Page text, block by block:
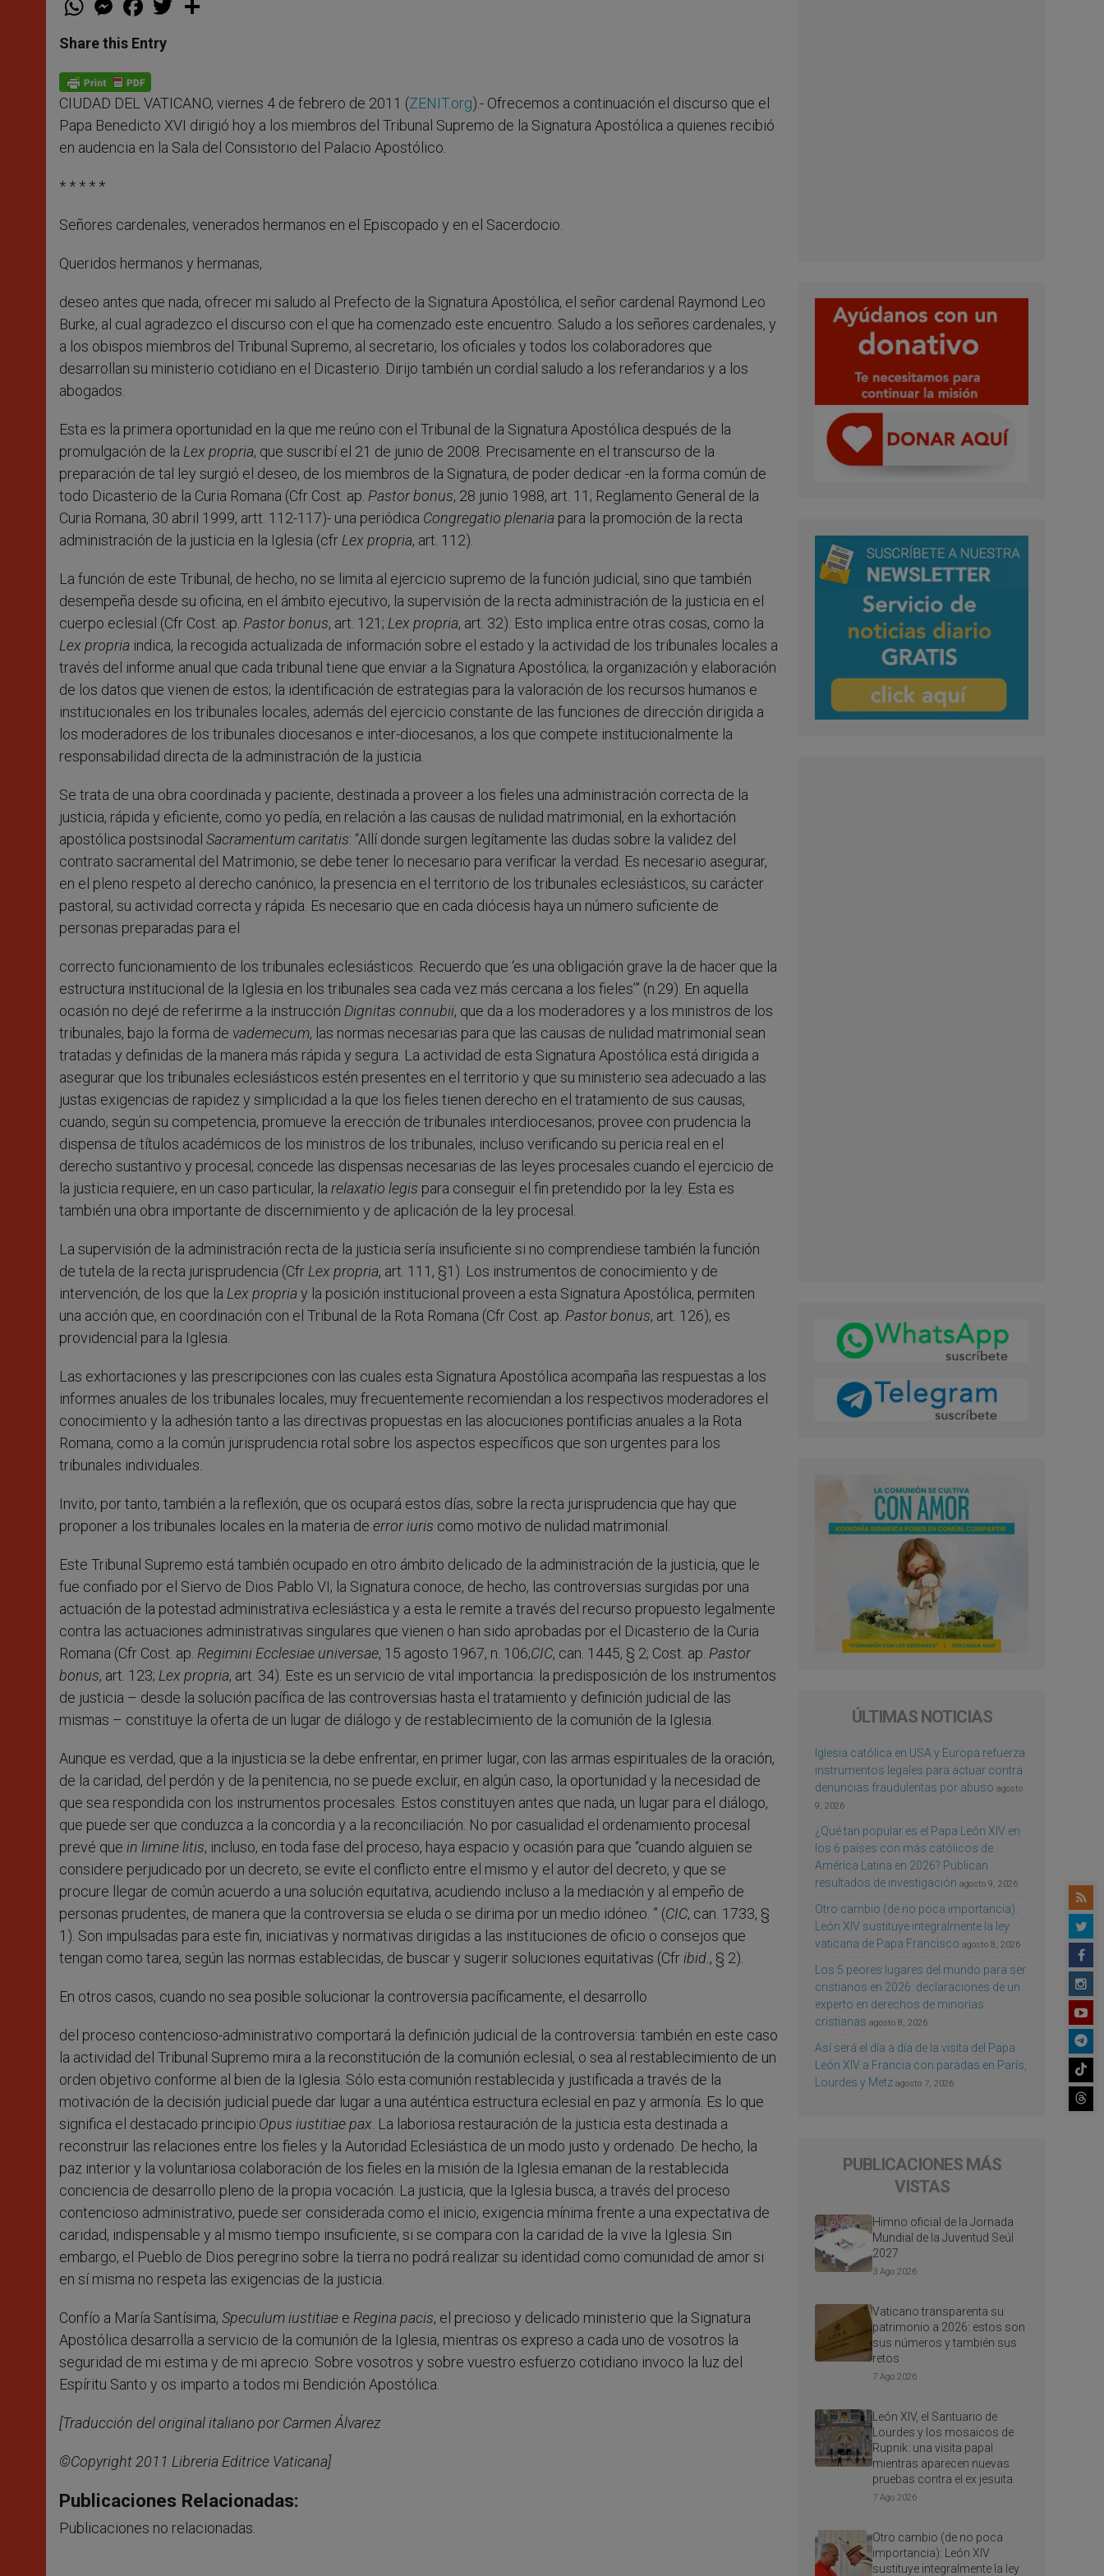
t
s
p
p
e
s
e
g
e
r
a
e
b
o
k
w
Share this Entry
CIUDAD DEL VATICANO, viernes 4 de febrero de 2011 (ZENIT.org).- Ofrecemos a continuación el discurso que el
Papa Benedicto XVI dirigió hoy a los miembros del Tribunal Supremo de la Signatura Apostólica a quienes recibió
en audencia en la Sala del Consistorio del Palacio Apostólico.
* * * * *
Señores cardenales, venerados hermanos en el Episcopado y en el Sacerdocio.
Queridos hermanos y hermanas,
deseo antes que nada, ofrecer mi saludo al Prefecto de la Signatura Apostólica, el señor cardenal Raymond Leo
Burke, al cual agradezco el discurso con el que ha comenzado este encuentro. Saludo a los señores cardenales, y
a los obispos miembros del Tribunal Supremo, al secretario, los oficiales y todos los colaboradores que
desarrollan su ministerio cotidiano en el Dicasterio. Dirijo también un cordial saludo a los referandarios y a los
abogados.
Esta es la primera oportunidad en la que me reúno con el Tribunal de la Signatura Apostólica después de la
promulgación de la Lex propria, que suscribí el 21 de junio de 2008. Precisamente en el transcurso de la
preparación de tal ley surgió el deseo, de los miembros de la Signatura, de poder dedicar -en la forma común de
todo Dicasterio de la Curia Romana (Cfr Cost. ap. Pastor bonus, 28 junio 1988, art. 11; Reglamento General de la
Curia Romana, 30 abril 1999, artt. 112-117)- una periódica Congregatio plenaria para la promoción de la recta
administración de la justicia en la Iglesia (cfrLex propria, art. 112).
La función de este Tribunal, de hecho, no se limita al ejercicio supremo de la función judicial, sino que también
desempeña desde su oficina, en el ámbito ejecutivo, la supervisión de la recta administración de la justicia en el
cuerpo eclesial (Cfr Cost. ap. Pastor bonus, art. 121; Lex propria, art. 32). Esto implica entre otras cosas, como la
Lex propria indica, la recogida actualizada de información sobre el estado y la actividad de los tribunales locales a
través del informe anual que cada tribunal tiene que enviar a la Signatura Apostólica; la organización y elaboración
de los datos que vienen de estos; la identificación de estrategias para la valoración de los recursos humanos e
institucionales en los tribunales locales, además del ejercicio constante de las funciones de dirección dirigida a
los moderadores de los tribunales diocesanos e inter-diocesanos, a los que compete institucionalmente la
responsabilidad directa de la administración de la justicia.
Se trata de una obra coordinada y paciente, destinada a proveer a los fieles una administración correcta de la
justicia, rápida y eficiente, como yo pedía, en relación a las causas de nulidad matrimonial, en la exhortación
apostólica postsinodal Sacramentum caritatis: “Allí donde surgen legítamente las dudas sobre la validez del
contrato sacramental del Matrimonio, se debe tener lo necesario para verificar la verdad. Es necesario asegurar,
en el pleno respeto al derecho canónico, la presencia en el territorio de los tribunales eclesiásticos, su carácter
pastoral, su actividad correcta y rápida. Es necesario que en cada diócesis haya un número suficiente de
personas preparadas para el
correcto funcionamiento de los tribunales eclesiásticos. Recuerdo que ‘es una obligación grave la de hacer que la
estructura institucional de la Iglesia en los tribunales sea cada vez más cercana a los fieles’” (n.29). En aquella
ocasión no dejé de referirme a la instrucción Dignitas connubii, que da a los moderadores y a los ministros de los
tribunales, bajo la forma de vademecum, las normas necesarias para que las causas de nulidad matrimonial sean
tratadas y definidas de la manera más rápida y segura. La actividad de esta Signatura Apostólica está dirigida a
asegurar que los tribunales eclesiásticos estén presentes en el territorio y que su ministerio sea adecuado a las
justas exigencias de rapidez y simplicidad a la que los fieles tienen derecho en el tratamiento de sus causas,
cuando, según su competencia, promueve la erección de tribunales interdiocesanos; provee con prudencia la
dispensa de títulos académicos de los ministros de los tribunales, incluso verificando su pericia real en el
derecho sustantivo y procesal; concede las dispensas necesarias de las leyes procesales cuando el ejercicio de
la justicia requiere, en un caso particular, la relaxatio legis para conseguir el fin pretendido por la ley. Esta es
también una obra importante de discernimiento y de aplicación de la ley procesal.
La supervisión de la administración recta de la justicia sería insuficiente si no comprendiese también la función
de tutela de la recta jurisprudencia (CfrLex propria, art. 111, §1). Los instrumentos de conocimiento y de
intervención, de los que la Lex propria y la posición institucional proveen a esta Signatura Apostólica, permiten
una acción que, en coordinación con el Tribunal de la Rota Romana (Cfr Cost. ap. Pastor bonus, art. 126), es
providencial para la Iglesia.
Las exhortaciones y las prescripciones con las cuales esta Signatura Apostólica acompaña las respuestas a los
informes anuales de los tribunales locales, muy frecuentemente recomiendan a los respectivos moderadores el
conocimiento y la adhesión tanto a las directivas propuestas en las alocuciones pontificias anuales a la Rota
Romana, como a la común jurisprudencia rotal sobre los aspectos específicos que son urgentes para los
tribunales individuales.
Invito, por tanto, también a la reflexión, que os ocupará estos días, sobre la recta jurisprudencia que hay que
proponer a los tribunales locales en la materia de error iuris como motivo de nulidad matrimonial.
Este Tribunal Supremo está también ocupado en otro ámbito delicado de la administración de la justicia, que le
fue confiado por el Siervo de Dios Pablo VI; la Signatura conoce, de hecho, las controversias surgidas por una
actuación de la potestad administrativa eclesiástica y a esta le remite a través del recurso propuesto legalmente
contra las actuaciones administrativas singulares que vienen o han sido aprobadas por el Dicasterio de la Curia
Romana (Cfr Cost. ap. Regimini Ecclesiae universae, 15 agosto 1967, n. 106;CIC, can. 1445, § 2; Cost. ap. Pastor
bonus, art. 123; Lex propria, art. 34). Este es un servicio de vital importancia: la predisposición de los instrumentos
de justicia – desde la solución pacífica de las controversias hasta el tratamiento y definición judicial de las
mismas – constituye la oferta de un lugar de diálogo y de restablecimiento de la comunión de la Iglesia.
Aunque es verdad, que a la injusticia se la debe enfrentar, en primer lugar, con las armas espirituales de la oración,
de la caridad, del perdón y de la penitencia, no se puede excluir, en algún caso, la oportunidad y la necesidad de
que sea respondida con los instrumentos procesales. Estos constituyen antes que nada, un lugar para el diálogo,
que puede ser que conduzca a la concordia y a la reconciliación. No por casualidad el ordenamiento procesal
prevé que in limine litis, incluso, en toda fase del proceso, haya espacio y ocasión para que “cuando alguien se
considere perjudicado por un decreto, se evite el conflicto entre el mismo y el autor del decreto, y que se
procure llegar de común acuerdo a una solución equitativa, acudiendo incluso a la mediación y al empeño de
personas prudentes, de manera que la controversia se eluda o se dirima por un medio idóneo. ” (CIC, can. 1733, §
1). Son impulsadas para este fin, iniciativas y normativas dirigidas a las instituciones de oficio o consejos que
tengan como tarea, según las normas establecidas, de buscar y sugerir soluciones equitativas (Cfribid., § 2).
En otros casos, cuando no sea posible solucionar la controversia pacíficamente, el desarrollo
del proceso contencioso-administrativo comportará la definición judicial de la controversia: también en este caso
la actividad del Tribunal Supremo mira a la reconstitución de la comunión eclesial, o sea al restablecimiento de un
orden objetivo conforme al bien de la Iglesia. Sólo esta comunión restablecida y justificada a través de la
motivación de la decisión judicial puede dar lugar a una auténtica estructura eclesial en paz y armonía. Es lo que
significa el destacado principio:Opus iustitiae pax. La laboriosa restauración de la justicia esta destinada a
reconstruir las relaciones entre los fieles y la Autoridad Eclesiástica de un modo justo y ordenado. De hecho, la
paz interior y la voluntariosa colaboración de los fieles en la misión de la Iglesia emanan de la restablecida
conciencia de desarrollo pleno de la propia vocación. La justicia, que la Iglesia busca, a través del proceso
contencioso administrativo, puede ser considerada como el inicio, exigencia mínima frente a una expectativa de
caridad, indispensable y al mismo tiempo insuficiente, si se compara con la caridad de la vive la Iglesia. Sin
embargo, el Pueblo de Dios peregrino sobre la tierra no podrá realizar su identidad como comunidad de amor si
en sí misma no respeta las exigencias de la justicia.
Confío a María Santísima, Speculum iustitiae e Regina pacis, el precioso y delicado ministerio que la Signatura
Apostólica desarrolla a servicio de la comunión de la Iglesia, mientras os expreso a cada uno de vosotros la
seguridad de mi estima y de mi aprecio. Sobre vosotros y sobre vuestro esfuerzo cotidiano invoco la luz del
Espíritu Santo y os imparto a todos mi Bendición Apostólica.
[Traducción del original italiano por Carmen Álvarez
©Copyright 2011 Libreria Editrice Vaticana]
Publicaciones Relacionadas:
Publicaciones no relacionadas.
ÚLTIMAS NOTICIAS
Iglesia católica en USA y Europa refuerza
instrumentos legales para actuar contra
denuncias fraudulentas por abuso agosto
9, 2026
¿Qué tan popular es el Papa León XIV en
los 6 países con más católicos de
América Latina en 2026? Publican
resultados de investigación agosto 9, 2026
Otro cambio (de no poca importancia):
León XIV sustituye integralmente la ley
vaticana de Papa Francisco agosto 8, 2026
Los 5 peores lugares del mundo para ser
cristianos en 2026: declaraciones de un
experto en derechos de minorías
cristianas agosto 8, 2026
Así será el día a día de la visita del Papa
León XIV a Francia con paradas en París,
Lourdes y Metz agosto 7, 2026
PUBLICACIONES MÁS
VISTAS
Himno oficial de la Jornada
Mundial de la Juventud Seúl
2027
3 Ago 2026
Vaticano transparenta su
patrimonio a 2026: estos son
sus números y también sus
retos
7 Ago 2026
León XIV, el Santuario de
Lourdes y los mosaicos de
Rupnik: una visita papal
mientras aparecen nuevas
pruebas contra el ex jesuita
7 Ago 2026
Otro cambio (de no poca
importancia): León XIV
sustituye integralmente la ley